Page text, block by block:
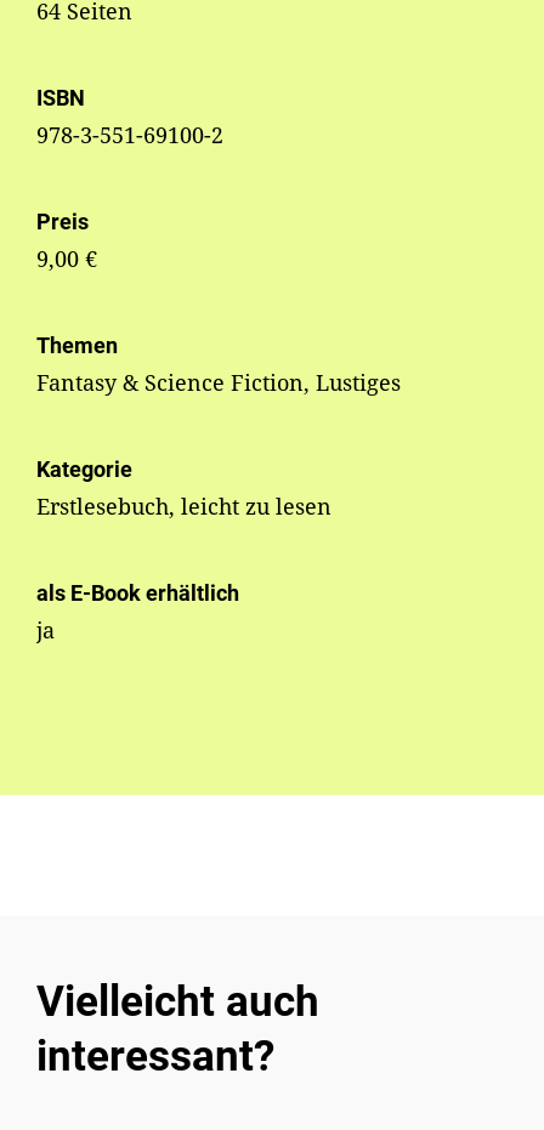
64 Seiten
ISBN
978-3-551-69100-2
Preis
9,00 €
Themen
Fantasy & Science Fiction, Lustiges
Kategorie
Erstlesebuch, leicht zu lesen
als E-Book erhältlich
ja
Vielleicht auch
interessant?